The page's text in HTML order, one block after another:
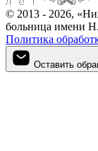
© 2013 - 2026,
больница имени
Политика
Оставить